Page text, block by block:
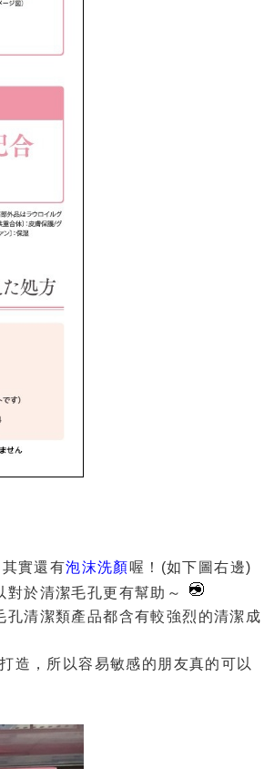
實還有泡沫洗顏喔！(如下圖右邊)
於清潔毛孔更有幫助～
清潔類產品都含有較強烈的清潔成
造，所以容易敏感的朋友真的可以